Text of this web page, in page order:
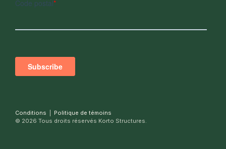
Conditions
Politique de témoins
© 2026 Tous droits réservés Korto Structures.